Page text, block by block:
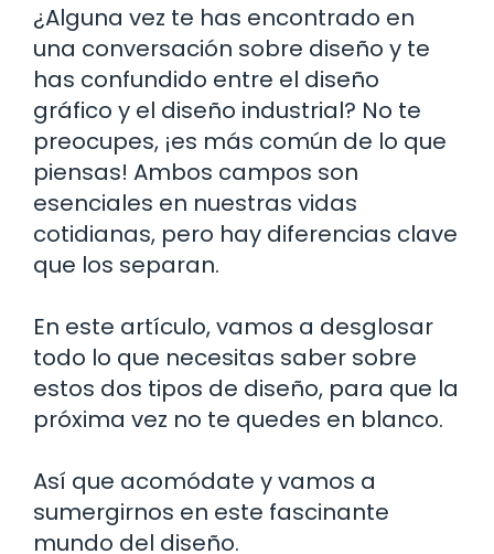
¿Alguna vez te has encontrado en
una conversación sobre diseño y te
has confundido entre el diseño
gráfico y el diseño industrial? No te
preocupes, ¡es más común de lo que
piensas! Ambos campos son
esenciales en nuestras vidas
cotidianas, pero hay diferencias clave
que los separan.
En este artículo, vamos a desglosar
todo lo que necesitas saber sobre
estos dos tipos de diseño, para que la
próxima vez no te quedes en blanco.
Así que acomódate y vamos a
sumergirnos en este fascinante
mundo del diseño.